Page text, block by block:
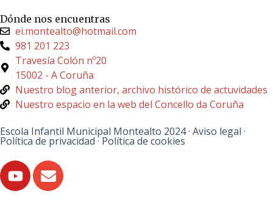
Dónde nos encuentras
ei.montealto@hotmail.com
981 201 223
Travesía Colón nº20
15002 - A Coruña
Nuestro blog anterior, archivo histórico de actuvidades
Nuestro espacio en la web del Concello da Coruña
Escola Infantil Municipal Montealto 2024 · Aviso legal ·
Política de privacidad · Política de cookies